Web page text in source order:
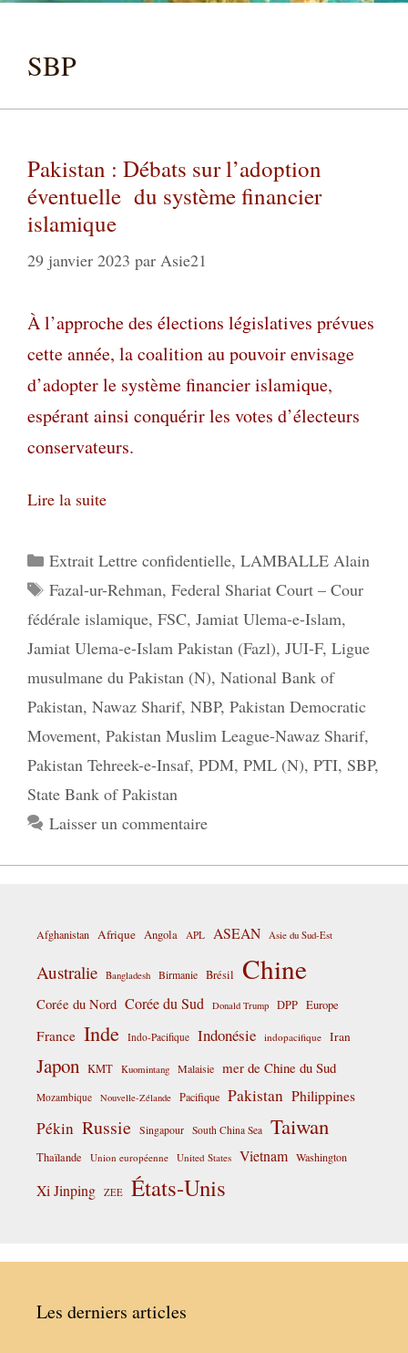
SBP
Pakistan : Débats sur l’adoption
éventuelle du système financier
islamique
29 janvier 2023 par Asie21
À l’approche des élections législatives prévues
cette année, la coalition au pouvoir envisage
d’adopter le système financier islamique,
espérant ainsi conquérir les votes d’électeurs
conservateurs.
Lire la suite
Catégories
Extrait Lettre confidentielle, LAMBALLE Alain
Étiquettes
Fazal-ur-Rehman, Federal Shariat Court – Cour
fédérale islamique, FSC, Jamiat Ulema-e-Islam,
Jamiat Ulema-e-Islam Pakistan (Fazl), JUI-F, Ligue
musulmane du Pakistan (N), National Bank of
Pakistan, Nawaz Sharif, NBP, Pakistan Democratic
Movement, Pakistan Muslim League-Nawaz Sharif,
Pakistan Tehreek-e-Insaf, PDM, PML (N), PTI, SBP,
State Bank of Pakistan
Laisser un commentaire
Afghanistan Afrique Angola APL ASEAN Asie du Sud-Est
Australie Bangladesh Birmanie Brésil Chine
Corée du Nord Corée du Sud Donald Trump DPP Europe
France Inde Indo-Pacifique Indonésie indopacifique Iran
Japon KMT Kuomintang Malaisie mer de Chine du Sud
Mozambique Nouvelle-Zélande Pacifique Pakistan Philippines
Pékin Russie Singapour South China Sea Taiwan
Thaïlande Union européenne United States Vietnam Washington
Xi Jinping ZEE États-Unis
Les derniers articles